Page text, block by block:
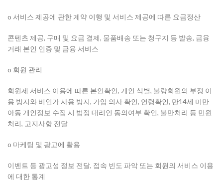
o 서비스 제공에 관한 계약 이행 및 서비스 제공에 따른 요금정산
콘텐츠 제공, 구매 및 요금 결제, 물품배송 또는 청구지 등 발송, 금융
거래 본인 인증 및 금융 서비스
o 회원 관리
회원제 서비스 이용에 따른 본인확인, 개인 식별, 불량회원의 부정 이
용 방지와 비인가 사용 방지, 가입 의사 확인, 연령확인, 만14세 미만
아동 개인정보 수집 시 법정 대리인 동의여부 확인, 불만처리 등 민원
처리, 고지사항 전달
o 마케팅 및 광고에 활용
이벤트 등 광고성 정보 전달, 접속 빈도 파악 또는 회원의 서비스 이용
에 대한 통계